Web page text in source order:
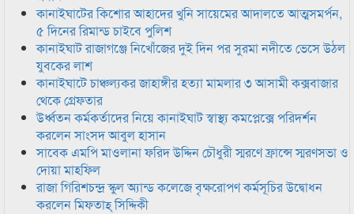
কানাইঘাটের কিশোর আহাদের খুনি সায়েমের আদালতে আত্মসমর্পন,
৫ দিনের রিমান্ড চাইবে পুলিশ
কানাইঘাট রাজাগঞ্জে নিখোঁজের দুই দিন পর সুরমা নদীতে ভেসে উঠল
যুবকের লাশ
কানাইঘাটে চাঞ্চল্যকর জাহাঙ্গীর হত্যা মামলার ৩ আসামী কক্সবাজার
থেকে গ্রেফতার
উর্ধ্বতন কর্মকর্তাদের নিয়ে কানাইঘাট স্বাস্থ্য কমপ্লেক্সে পরিদর্শন
করলেন সাংসদ আবুল হাসান
সাবেক এমপি মাওলানা ফরিদ উদ্দিন চৌধুরী স্মরণে ফ্রান্সে স্মরণসভা ও
দোয়া মাহফিল
রাজা গিরিশচন্দ্র স্কুল অ্যান্ড কলেজে বৃক্ষরোপণ কর্মসূচির উদ্বোধন
করলেন মিফতাহ্ সিদ্দিকী